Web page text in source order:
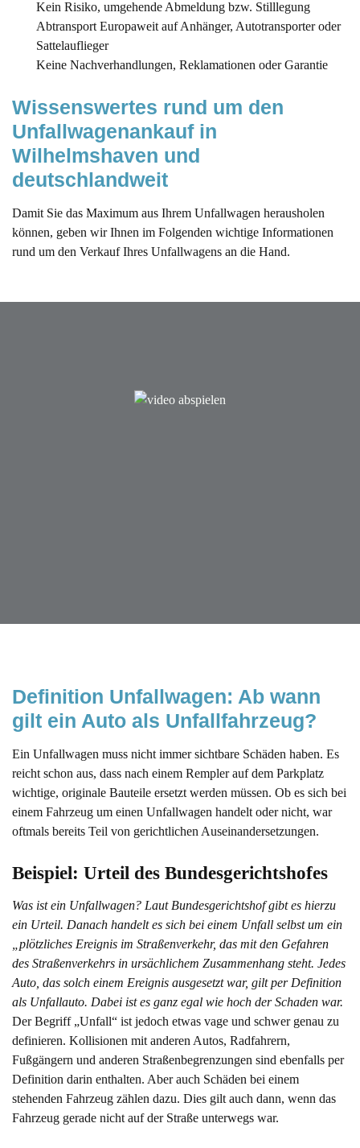
Kein Risiko, umgehende Abmeldung bzw. Stilllegung
Abtransport Europaweit auf Anhänger, Autotransporter oder
Sattelauflieger
Keine Nachverhandlungen, Reklamationen oder Garantie
Wissenswertes rund um den
Unfallwagenankauf in
Wilhelmshaven und
deutschlandweit
Damit Sie das Maximum aus Ihrem Unfallwagen herausholen
können, geben wir Ihnen im Folgenden wichtige Informationen
rund um den Verkauf Ihres Unfallwagens an die Hand.
Definition Unfallwagen: Ab wann
gilt ein Auto als Unfallfahrzeug?
Ein Unfallwagen muss nicht immer sichtbare Schäden haben. Es
reicht schon aus, dass nach einem Rempler auf dem Parkplatz
wichtige, originale Bauteile ersetzt werden müssen. Ob es sich bei
einem Fahrzeug um einen Unfallwagen handelt oder nicht, war
oftmals bereits Teil von gerichtlichen Auseinandersetzungen.
Beispiel: Urteil des Bundesgerichtshofes
Was ist ein Unfallwagen? Laut Bundesgerichtshof gibt es hierzu
ein Urteil. Danach handelt es sich bei einem Unfall selbst um ein
„plötzliches Ereignis im Straßenverkehr, das mit den Gefahren
des Straßenverkehrs in ursächlichem Zusammenhang steht. Jedes
Auto, das solch einem Ereignis ausgesetzt war, gilt per Definition
als Unfallauto. Dabei ist es ganz egal wie hoch der Schaden war.
Der Begriff „Unfall“ ist jedoch etwas vage und schwer genau zu
definieren. Kollisionen mit anderen Autos, Radfahrern,
Fußgängern und anderen Straßenbegrenzungen sind ebenfalls per
Definition darin enthalten. Aber auch Schäden bei einem
stehenden Fahrzeug zählen dazu. Dies gilt auch dann, wenn das
Fahrzeug gerade nicht auf der Straße unterwegs war.